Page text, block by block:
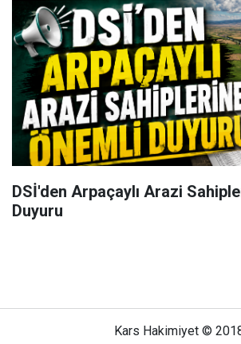
DSİ'den Arpaçaylı Arazi
Duyuru
Kars Hakimiyet ©